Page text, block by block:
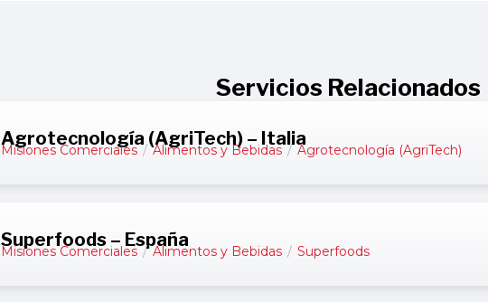
Servicios Relacionados
Agrotecnología (AgriTech) – Italia
Misiones Comerciales / Alimentos y Bebidas / Agrotecnología (AgriTech)
Superfoods – España
Misiones Comerciales / Alimentos y Bebidas / Superfoods